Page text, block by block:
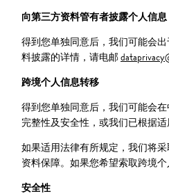
向第三方资料管有者披露个人信息
得到您单独同意后，我们可能会
料披露的详情，请电邮
跨境个人信息转移
得到您单独同意后，我们可能会
完整性及安全性，或我们已根据
如果适用法律有所规定，我们将
资料保障。如果您希望索取跨境
安全性